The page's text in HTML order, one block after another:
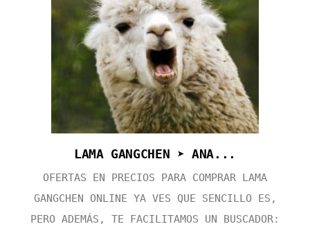
LAMA GANGCHEN ➤ ANA...
OFERTAS EN PRECIOS PARA COMPRAR LAMA
GANGCHEN ONLINE YA VES QUE SENCILLO ES,
PERO ADEMÁS, TE FACILITAMOS UN BUSCADOR: